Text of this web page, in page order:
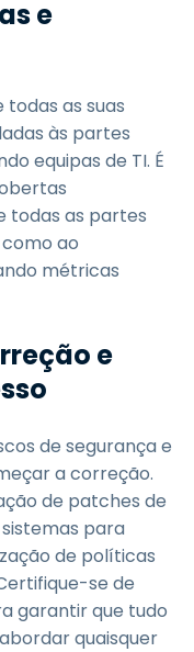
e
as suas
às partes
equipas de TI. É
todas as partes
ao
métricas
e
de segurança e
a correção.
de patches de
para
de políticas
se de
garantir que tudo
quaisquer